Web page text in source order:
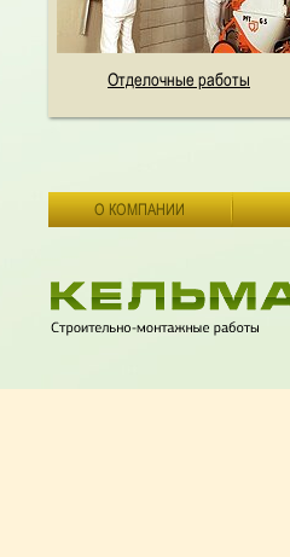
Отделочные работы
О КОМПАНИИ